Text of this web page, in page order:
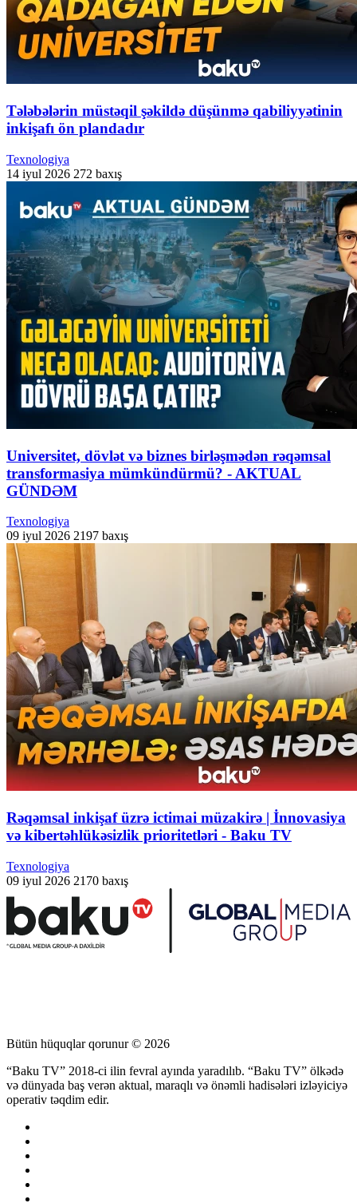
Tələbələrin müstəqil şəkildə düşünmə qabiliyyətinin
inkişafı ön plandadır
Texnologiya
14 iyul 2026 272 baxış
Universitet, dövlət və biznes birləşmədən rəqəmsal
transformasiya mümkündürmü? - AKTUAL
GÜNDƏM
Texnologiya
09 iyul 2026 2197 baxış
Rəqəmsal inkişaf üzrə ictimai müzakirə | İnnovasiya
və kibertəhlükəsizlik prioritetləri - Baku TV
Texnologiya
09 iyul 2026 2170 baxış
Bütün hüquqlar qorunur © 2026
“Baku TV” 2018-ci ilin fevral ayında yaradılıb. “Baku TV” ölkədə
və dünyada baş verən aktual, maraqlı və önəmli hadisələri izləyiciyə
operativ təqdim edir.